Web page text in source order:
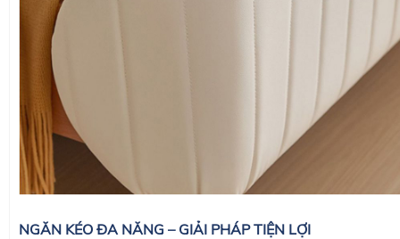
NGĂN KÉO ĐA NĂNG – GIẢI PHÁP TIỆN LỢI